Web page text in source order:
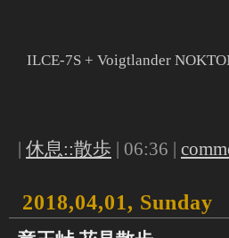
ILCE-7S + Voigtlander
休息::散歩 | 06:36 |
2018,04,01, Sunday